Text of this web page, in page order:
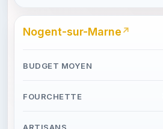
Nogent-sur-Marne